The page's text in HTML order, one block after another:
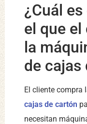
¿Cuál
el que
la
de cajas
El cliente compra
cajas de cartón
necesitan